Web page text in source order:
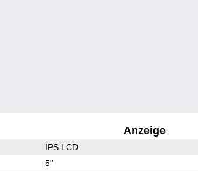
Anzeige
IPS LCD
5"